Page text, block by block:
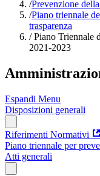
/Prevenzione
/Piano triennale
trasparenza
/Piano Triennale
2021-2023
Espandi Menu
Disposizioni generali
Riferimenti Normativi
Piano triennale per
Atti generali